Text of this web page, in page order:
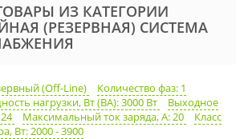
ИЗ КАТЕГОРИИ
(РЕЗЕРВНАЯ) СИСТЕМА
(Off-Line)
Количество фаз: 1
нагрузки, Вт (ВА): 3000 Вт
Выходное
Максимальный ток заряда, А: 20
Класс
Вт: 2000 - 3900